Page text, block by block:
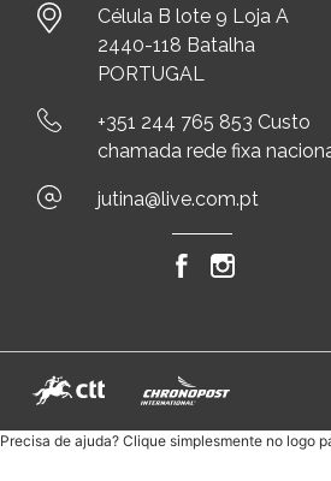
Célula B lote 9 Loja A
2440-118 Batalha
PORTUGAL
+351 244 765 853 Custo
chamada rede fixa
jutina@live.com.pt
Precisa de ajuda? Clique simplesmente no logo